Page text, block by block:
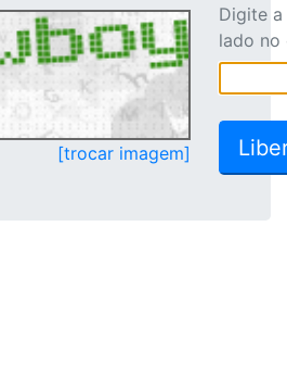
[trocar imagem]
Digite
lado no